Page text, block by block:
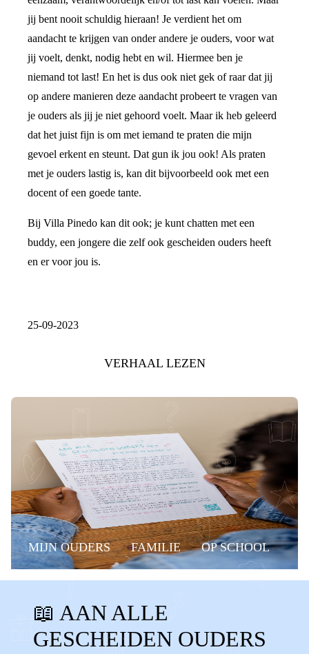
jij bent nooit schuldig hieraan! Je verdient het om
aandacht te krijgen van onder andere je ouders, voor wat
jij voelt, denkt, nodig hebt en wil. Hiermee ben je
niemand tot last! En het is dus ook niet gek of raar dat jij
op andere manieren deze aandacht probeert te vragen van
je ouders als jij je niet gehoord voelt. Maar ik heb geleerd
dat het juist fijn is om met iemand te praten die mijn
gevoel erkent en steunt. Dat gun ik jou ook! Als praten
met je ouders lastig is, kan dit bijvoorbeeld ook met een
docent of een goede tante.
Bij Villa Pinedo kan dit ook; je kunt chatten met een
buddy, een jongere die zelf ook gescheiden ouders heeft
en er voor jou is.
25-09-2023
VERHAAL LEZEN
MIJN OUDERS FAMILIE OP SCHOOL
BELANGRIJKE MOMENTEN GROEP 8
MUSICAL EINDMUSICAL
GROEP 8 MUSICAL RAPPORT
📖 AAN ALLE
GESCHEIDEN OUDERS